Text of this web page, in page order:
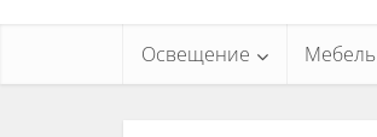
Освещение Мебель